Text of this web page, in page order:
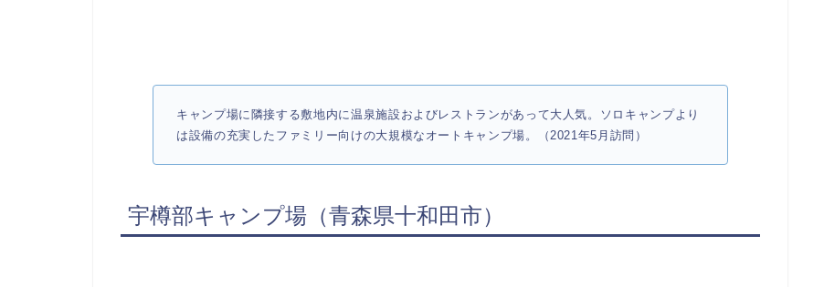
キャンプ場に隣接する敷地内に温泉施設およびレストランがあって大人気。ソロキャンプより
は設備の充実したファミリー向けの大規模なオートキャンプ場。（2021年5月訪問）
宇樽部キャンプ場（青森県十和田市）